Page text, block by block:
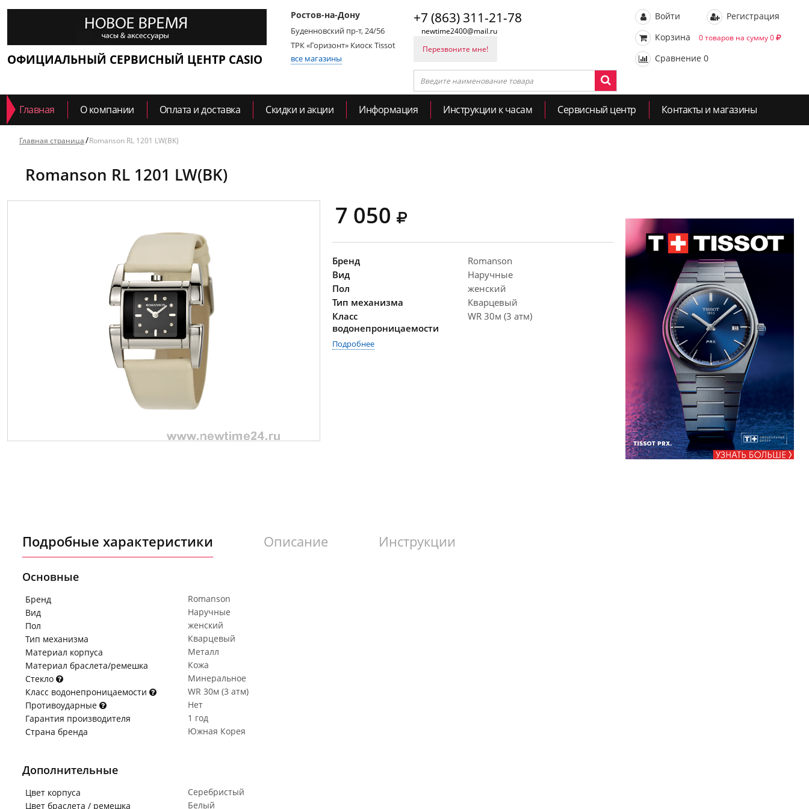
ОФИЦИАЛЬНЫЙ СЕРВИСНЫЙ ЦЕНТР CASIO
Ростов-на-Дону
Буденновский пр-т, 24/56
ТРК «Горизонт» Киоск Tissot
все магазины
+7 (863) 311-21-78
newtime2400@mail.ru
Перезвоните мне!
Войти
Регистрация
Корзина
0 товаров на сумму 0
Сравнение 0
Главная О компании Оплата и доставка Скидки и акции Информация Инструкции к часам Сервисный центр Контакты и магазины
Главная страница Romanson RL 1201 LW(BK)
Romanson RL 1201 LW(BK)
7 050
Бренд
Romanson
Вид
Наручные
Пол
женский
Тип механизма
Кварцевый
Класс
водонепроницаемости
WR 30м (3 атм)
Подробнее
Подробные характеристики Описание Инструкции
Основные
Бренд
Romanson
Вид
Наручные
Пол
женский
Тип механизма
Кварцевый
Материал корпуса
Металл
Материал браслета/ремешка
Кожа
Стекло
Минеральное
Класс водонепроницаемости
WR 30м (3 атм)
Противоударные
Нет
Гарантия производителя
1 год
Страна бренда
Южная Корея
Дополнительные
Цвет корпуса
Серебристый
Цвет браслета / ремешка
Белый